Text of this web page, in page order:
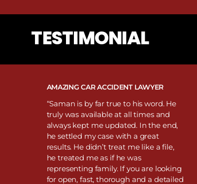
TESTIMONIAL
AMAZING CAR ACCIDENT LAWYER
“Saman is by far true to his word. He
truly was available at all times and
always kept me updated. In the end,
he settled my case with a great
results. He didn’t treat me like a file,
he treated me as if he was
representing family. If you are looking
for open, fast, thorough and a detailed